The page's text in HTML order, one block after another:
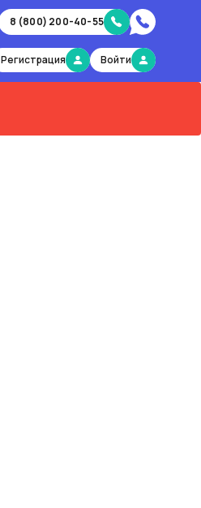
8 (800) 200-40-55
Регистрация Войти